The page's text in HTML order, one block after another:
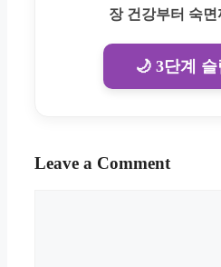
장 건강부터 숙면
🌙 3단계 슬
Leave a Comment